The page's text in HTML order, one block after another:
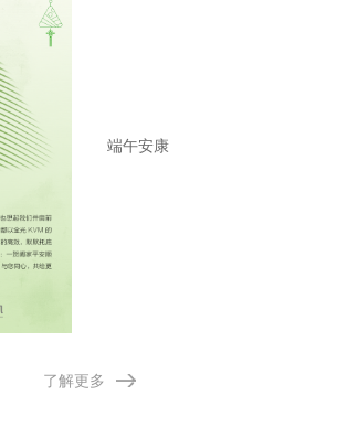
端午安康
了解更多